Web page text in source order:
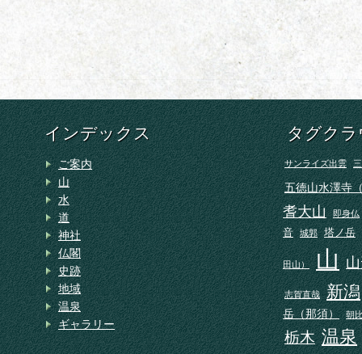
インデックス
ご案内
山
水
道
神社
仏閣
史跡
地域
温泉
ギャラリー
タグクラ
サンライズ出雲
五徳山水澤寺
耆大山 即身仏
音 城郭 塔ノ岳
田山） 山
志賀直哉 新潟
岳（那須） 朝
栃木 温泉